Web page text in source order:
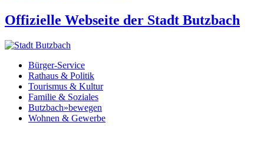
Offizielle Webseite der Stadt Butzbach
Bürger-Service
Rathaus & Politik
Tourismus & Kultur
Familie & Soziales
Butzbach»bewegen
Wohnen & Gewerbe